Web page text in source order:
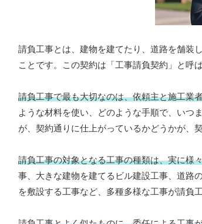
請負工事とは、建物を建てたり、道路を舗装
ことです。この契約は「工事請負契約」と呼
請負工事で最も大切なのは、依頼主と施工業
ような材料を使い、どのような手順で、いつ
が、契約通りに仕上がっているかどうかが、
請負工事の対象となる工事の種類は、実に様
事、大きな建物を建てるビル建設工事、道路
を敷設する工事など、多種多様な工事が請負